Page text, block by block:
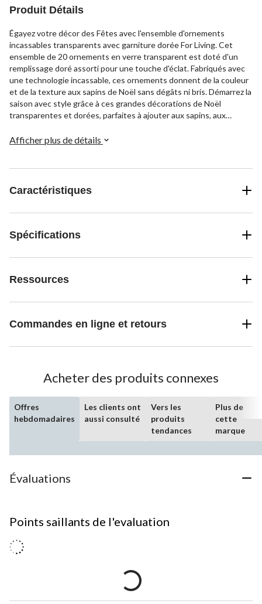
Produit Détails
Égayez votre décor des Fêtes avec l'ensemble d'ornements
incassables transparents avec garniture dorée For Living. Cet
ensemble de 20 ornements en verre transparent est doté d'un
remplissage doré assorti pour une touche d'éclat. Fabriqués avec
une technologie incassable, ces ornements donnent de la couleur
et de la texture aux sapins de Noël sans dégâts ni bris. Démarrez la
saison avec style grâce à ces grandes décorations de Noël
transparentes et dorées, parfaites à ajouter aux sapins, aux
Afficher plus de détails
Caractéristiques
Spécifications
Ressources
Commandes en ligne et retours
Acheter des produits connexes
Offres
hebdomadaires
Les clients ont
aussi consulté
Vers les
produits
tendances
Plus de
cette
marque
Évaluations
Points saillants de l'evaluation